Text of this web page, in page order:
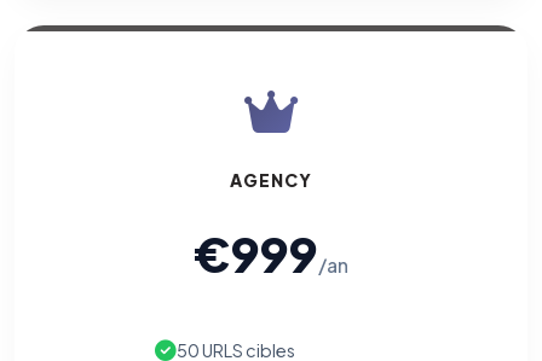
AGENCY
€999/an
50 URLS cibles